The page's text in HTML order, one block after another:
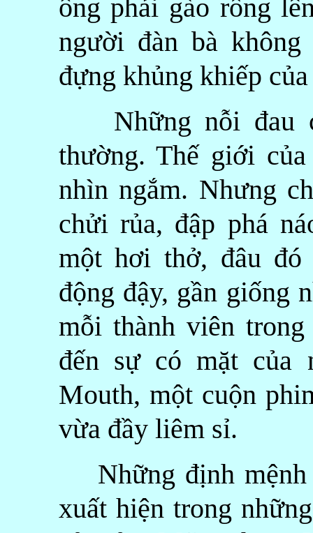
ông phải gào rống
người đàn bà
đựng khủng khiếp
Những nỗi đau
thường. Thế giới
nhìn ngắm. Nhưng
chửi rủa, đập phá
một hơi thở, đâu
động đậy, gần giống
mỗi thành viên
đến sự có mặt của
Mouth, một cuộn
vừa đầy liêm sỉ.
Những định mệnh
xuất hiện trong